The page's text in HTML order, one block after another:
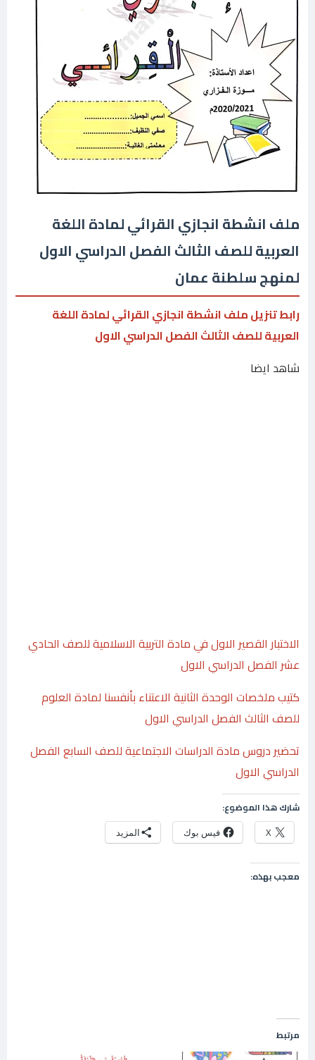
ملف انشطة انجازي القرائي لمادة اللغة
العربية للصف الثالث الفصل الدراسي الاول
لمنهج سلطنة عمان
رابط تنزيل ملف انشطة انجازي القرائي لمادة اللغة
العربية للصف الثالث الفصل الدراسي الاول
شاهد ايضا
الاختبار القصير الاول في مادة التربية الاسلامية للصف الحادي
عشر الفصل الدراسي الاول
كتيب ملخصات الوحدة الثانية الاعتناء بأنفسنا لمادة العلوم
للصف الثالث الفصل الدراسي الاول
تحضير دروس مادة الدراسات الاجتماعية للصف السابع الفصل
الدراسي الاول
شارك هذا الموضوع:
X فيس بوك المزيد
معجب بهذه:
مرتبط